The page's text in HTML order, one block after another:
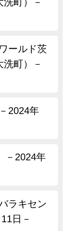
町）－
ールド茨
町）－
2024年
－2024年
ラキセン
日－